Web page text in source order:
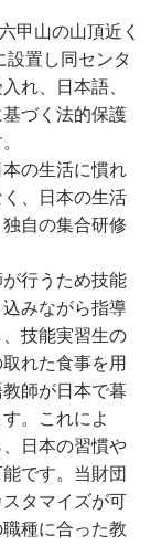
甲山の山頂近く
設置し同センタ
れ、日本語、
づく法的保護
の生活に慣れ
、日本の生活
自の集合研修
行うため技能
みながら指導
技能実習生の
れた食事を用
師が日本で暮
。これによ
日本の習慣や
です。当財団
タマイズが可
種に合った教